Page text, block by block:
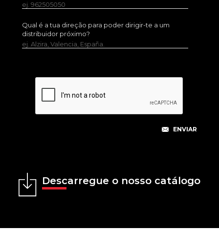
ej. 962505050
Qual é a tua direção para poder dirigir-te a um
distribuidor próximo?
ej. Alzira, Valencia, España.
Descarregue o nosso catálogo